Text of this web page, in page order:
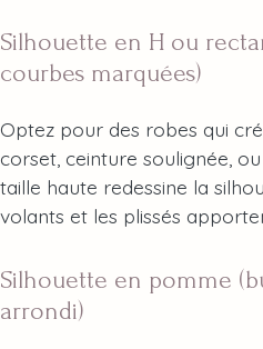
Silhouette en H ou
courbes marquées)
Optez pour des robes qui
corset, ceinture soulignée, ou
taille haute redessine la
volants et les plissés
Silhouette en pomme
arrondi)